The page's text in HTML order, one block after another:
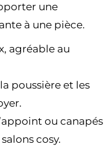
une
à une pièce.
agréable au
poussière et les
ou canapés
cosy.